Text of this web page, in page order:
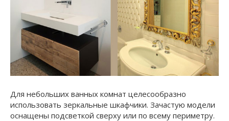
Для небольших ванных комнат целесообразно
использовать зеркальные шкафчики. Зачастую модели
оснащены подсветкой сверху или по всему периметру.